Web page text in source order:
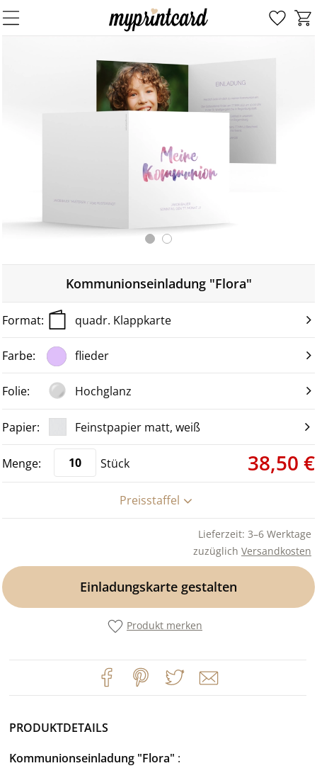
Kommunionseinladung "Flora"
quadr. Klappkarte
flieder
Hochglanz
Feinstpapier matt, weiß
Stück 38,50 €
Preisstaffel
Lieferzeit: 3–6 Werktage
zuzüglich Versandkosten
Einladungskarte gestalten
Produkt merken
PRODUKTDETAILS
Kommunionseinladung "Flora"